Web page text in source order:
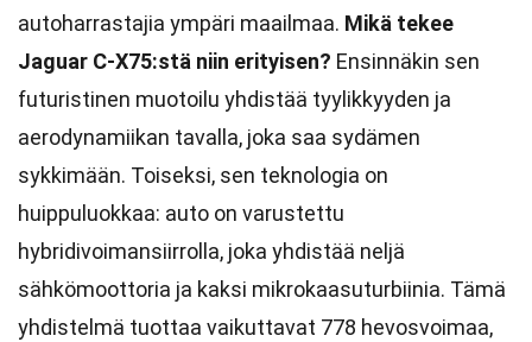
autoharrastajia ympäri maailmaa. Mikä tekee
Jaguar C-X75:stä niin erityisen? Ensinnäkin sen
futuristinen muotoilu yhdistää tyylikkyyden ja
aerodynamiikan tavalla, joka saa sydämen
sykkimään. Toiseksi, sen teknologia on
huippuluokkaa: auto on varustettu
hybridivoimansiirrolla, joka yhdistää neljä
sähkömoottoria ja kaksi mikrokaasuturbiinia. Tämä
yhdistelmä tuottaa vaikuttavat 778 hevosvoimaa,